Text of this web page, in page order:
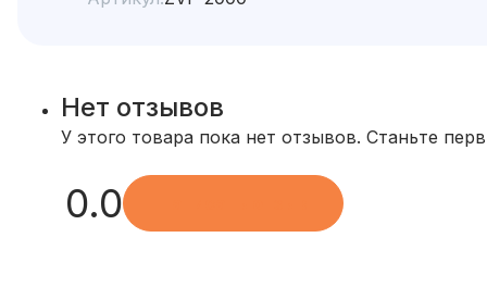
Нет отзывов
У этого товара пока нет отзывов. Станьте
0.0